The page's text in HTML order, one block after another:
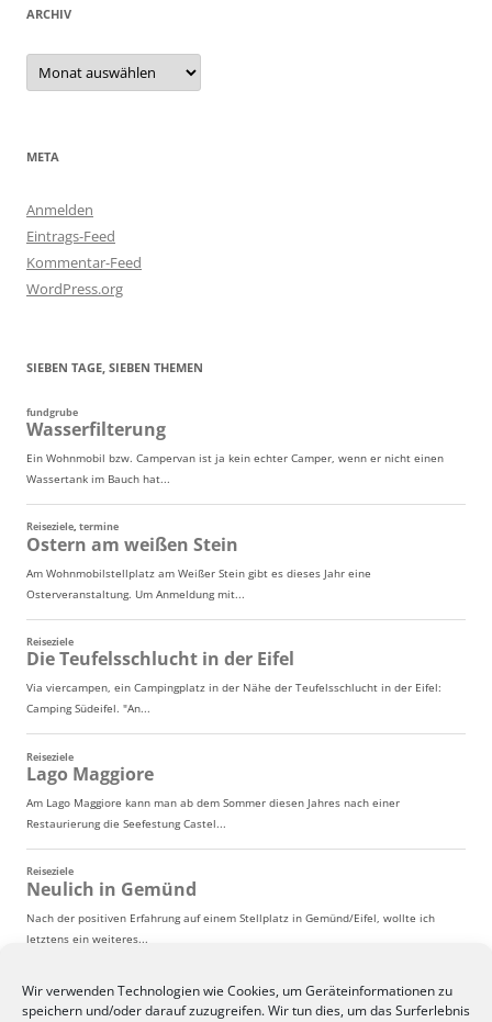
Wir verwenden Technologien wie Cookies, um Geräteinformationen zu
speichern und/oder darauf zuzugreifen. Wir tun dies, um das Surferlebnis
ARCHIV
Archiv
META
Anmelden
Eintrags-Feed
Kommentar-Feed
WordPress.org
SIEBEN TAGE, SIEBEN THEMEN